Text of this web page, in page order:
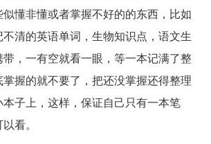
懂非懂或者掌握不好的的东西，比如
清的英语单词，生物知识点，语文生
，一有空就看一眼，等一本记满了整
握的就不要了，把还没掌握还得整理
子上，这样，保证自己只有一本笔
看。